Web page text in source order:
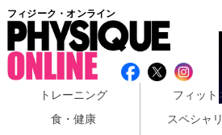
フィジーク・オンライン
トレーニング
フィット
食・健康
スペシャ